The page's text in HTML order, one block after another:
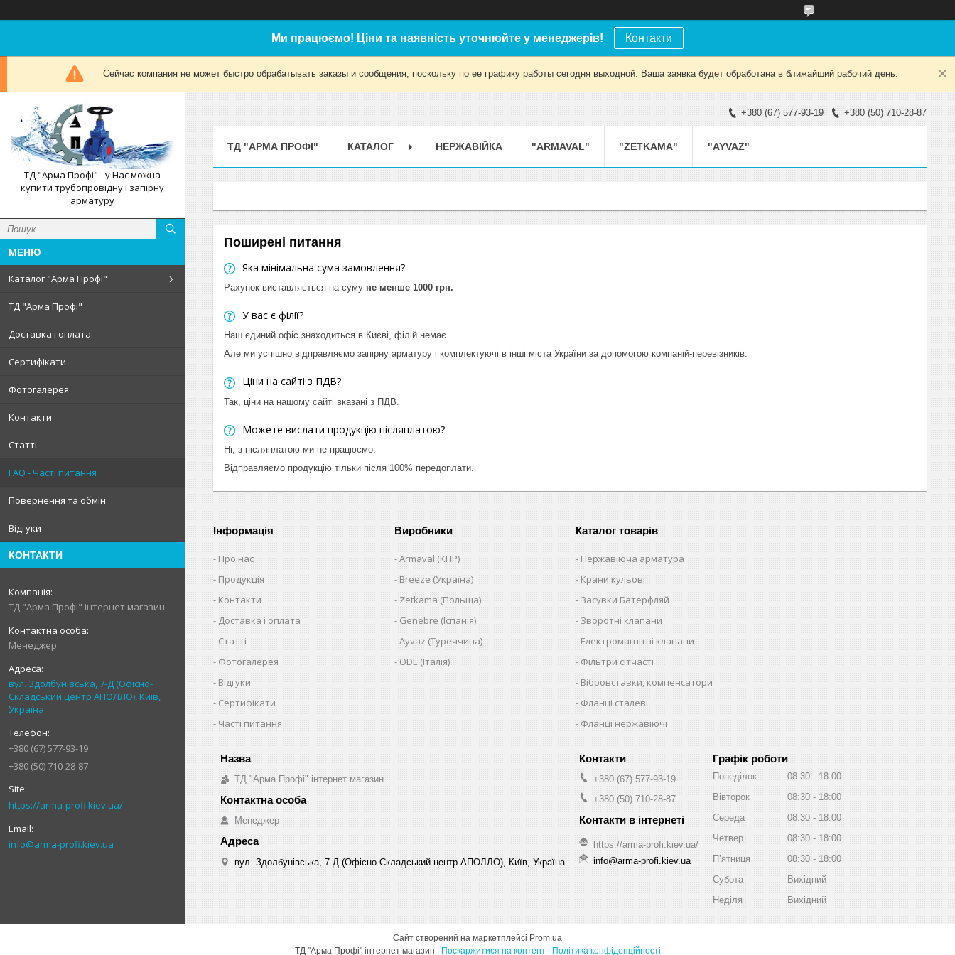
Ми працюємо! Ціни та наявність уточнюйте у менеджерів! Контакти
Сейчас компания не может быстро обрабатывать заказы и сообщения, поскольку по ее графику работы сегодня выходной. Ваша заявка будет обработана в ближайший рабочий день.
ТД "Арма Профі" - у Нас можна
купити трубопровідну і запірну
арматуру
Каталог "Арма Профі"
ТД "Арма Профі"
Доставка і оплата
Сертифікати
Фотогалерея
Контакти
Статті
FAQ - Часті питання
Повернення та обмін
Відгуки
КОНТАКТИ
ТД "Арма Профі" інтернет магазин
Менеджер
вул. Здолбунівська, 7-Д (Офісно-
Складський центр АПОЛЛО), Київ,
Україна
+380 (67) 577-93-19
+380 (50) 710-28-87
https://arma-profi.kiev.ua/
info@arma-profi.kiev.ua
+380 (67) 577-93-19 +380 (50) 710-28-87
ТД "АРМА ПРОФІ" КАТАЛОГ НЕРЖАВІЙКА "ARMAVAL" "ZETKAMA" "AYVAZ"
Поширені питання
Яка мінімальна сума замовлення?
Рахунок виставляється на суму не менше 1000 грн.
У вас є філії?
Наш єдиний офіс знаходиться в Києві, філій немає.
Але ми успішно відправляємо запірну арматуру і комплектуючі в інші міста України за допомогою компаній-перевізників.
Ціни на сайті з ПДВ?
Так, ціни на нашому сайті вказані з ПДВ.
Можете вислати продукцію післяплатою?
Ні, з післяплатою ми не працюємо.
Відправляємо продукцію тільки після 100% передоплати.
Інформація
Про нас
Продукція
Контакти
Доставка і оплата
Статті
Фотогалерея
Відгуки
Сертифікати
Часті питання
Виробники
Armaval (КНР)
Breeze (Україна)
Zetkama (Польща)
Genebre (Іспанія)
Ayvaz (Туреччина)
ODE (Італія)
Каталог товарів
Нержавіюча арматура
Крани кульові
Засувки Батерфляй
Зворотні клапани
Електромагнітні клапани
Фільтри сітчасті
Вібровставки, компенсатори
Фланці сталеві
Фланці нержавіючі
ТД "Арма Профі" інтернет магазин
Менеджер
вул. Здолбунівська, 7-Д (Офісно-Складський центр АПОЛЛО), Київ, Україна
+380 (67) 577-93-19
+380 (50) 710-28-87
https://arma-profi.kiev.ua/
info@arma-profi.kiev.ua
Графік роботи
Понеділок 08:30
18:00
Вівторок
08:30
18:00
Середа
08:30
18:00
Четвер
08:30
18:00
Пʼятниця
08:30
18:00
Субота
Вихідний
Неділя
Вихідний
Сайт створений на маркетплейсі Prom.ua
Поскаржитися на контент Політика конфіденційності